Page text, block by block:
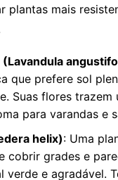
plantas mais
(Lavandula
que prefere sol
Suas flores trazem
para varandas e
helix): Uma
cobrir grades e
verde e agradável.